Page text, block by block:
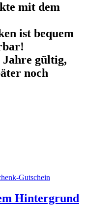
mit dem
ist bequem
gültig,
noch
Gutschein
Hintergrund